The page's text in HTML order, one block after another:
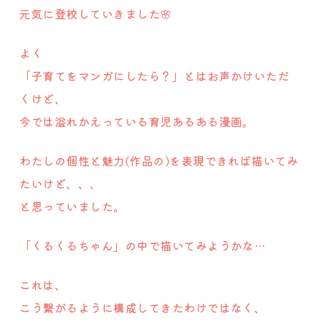
元気に登校していきました🌸
よく
「子育てをマンガにしたら？」とはお声かけいただ
くけど、
今では溢れかえっている育児あるある漫画。
わたしの個性と魅力(作品の)を表現できれば描いてみ
たいけど、、、
と思っていました。
「くるくるちゃん」の中で描いてみようかな…
これは、
こう繋がるように構成してきたわけではなく、